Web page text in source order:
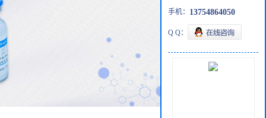
手机： 13754864050
Q Q：